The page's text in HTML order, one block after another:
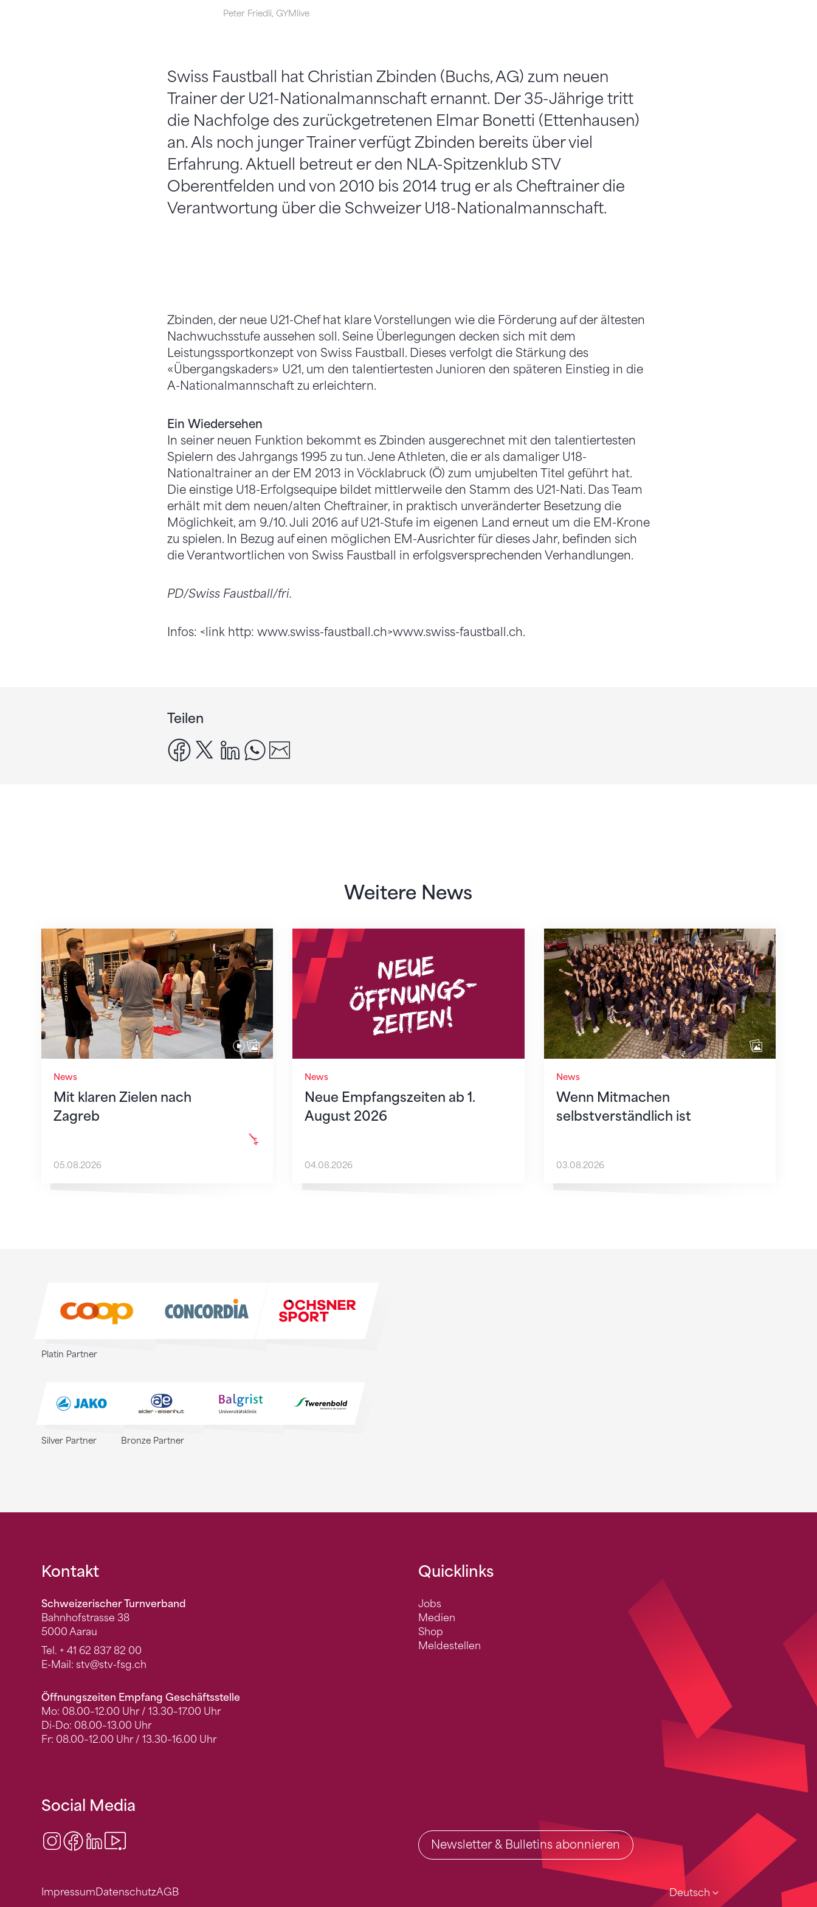
Peter Friedli, GYMlive
Swiss Faustball hat Christian Zbinden (Buchs, AG) zum neuen
Trainer der U21-Nationalmannschaft ernannt. Der 35-Jährige tritt
die Nachfolge des zurückgetretenen Elmar Bonetti (Ettenhausen)
an. Als noch junger Trainer verfügt Zbinden bereits über viel
Erfahrung. Aktuell betreut er den NLA-Spitzenklub STV
Oberentfelden und von 2010 bis 2014 trug er als Cheftrainer die
Verantwortung über die Schweizer U18-Nationalmannschaft.
Zbinden, der neue U21-Chef hat klare Vorstellungen wie die Förderung auf der ältesten
Nachwuchsstufe aussehen soll. Seine Überlegungen decken sich mit dem
Leistungssportkonzept von Swiss Faustball. Dieses verfolgt die Stärkung des
«Übergangskaders» U21, um den talentiertesten Junioren den späteren Einstieg in die
A-Nationalmannschaft zu erleichtern.
Ein Wiedersehen
In seiner neuen Funktion bekommt es Zbinden ausgerechnet mit den talentiertesten
Spielern des Jahrgangs 1995 zu tun. Jene Athleten, die er als damaliger U18-
Nationaltrainer an der EM 2013 in Vöcklabruck (Ö) zum umjubelten Titel geführt hat.
Die einstige U18-Erfolgsequipe bildet mittlerweile den Stamm des U21-Nati. Das Team
erhält mit dem neuen/alten Cheftrainer, in praktisch unveränderter Besetzung die
Möglichkeit, am 9./10. Juli 2016 auf U21-Stufe im eigenen Land erneut um die EM-Krone
zu spielen. In Bezug auf einen möglichen EM-Ausrichter für dieses Jahr, befinden sich
die Verantwortlichen von Swiss Faustball in erfolgsversprechenden Verhandlungen.
PD/Swiss Faustball/fri.
Infos: <link http: www.swiss-faustball.ch>www.swiss-faustball.ch.
Teilen
facebook
x linkedinwhatsapp
Weitere News
News
Mit klaren Zielen nach
Zagreb
Mit klaren Zielen nach Zagreb
05.08.2026
News
Neue Empfangszeiten ab 1.
August 2026
Neue Empfangszeiten ab 1. August 2026
04.08.2026
News
Wenn Mitmachen
selbstverständlich ist
Wenn Mitmachen selbstverständlich ist
03.08.2026
Platin Partner
Silver Partner Bronze Partner
Fusszeile
Kontakt
Schweizerischer Turnverband
Bahnhofstrasse 38
5000 Aarau
Tel. + 41 62 837 82 00
E-Mail: stv@stv-fsg.ch
Öffnungszeiten Empfang Geschäftsstelle
Mo: 08.00–12.00 Uhr / 13.30–17.00 Uhr
Di-Do: 08.00–13.00 Uhr
Fr: 08.00–12.00 Uhr / 13.30–16.00 Uhr
Quicklinks
Jobs
Medien
Shop
Meldestellen
Deutsch
Social Media
Instagram
Facebook
LinkedIn Newsletter & Bulletins abonnieren
ImpressumDatenschutzAGB